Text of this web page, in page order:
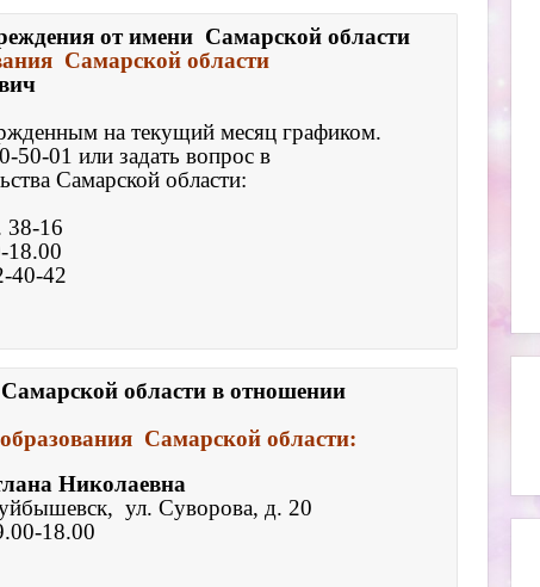
от имени  Самарской области
Самарской области
50-01 или задать вопрос в
Самарской области:
области в отношении
Самарской области:
Николаевна
ул. Суворова, д. 20
18.00